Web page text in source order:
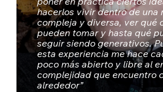
hacerlos vivir dentro de una
compleja y diversa, ver qué
pueden tomar y hasta qué
seguir siendo generativos.
esta experiencia me hace
poco más abierto y libre al
complejidad que encuentro
alrededor”